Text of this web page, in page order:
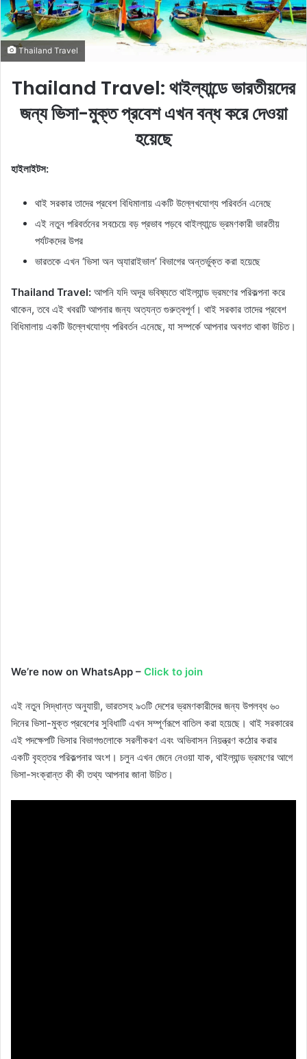
l
Thailand Travel
Thailand Travel: থাইল্যান্ডে ভারতীয়দের
জন্য ভিসা-মুক্ত প্রবেশ এখন বন্ধ করে দেওয়া
হয়েছে
হাইলাইটস:
থাই সরকার তাদের প্রবেশ বিধিমালায় একটি উল্লেখযোগ্য পরিবর্তন এনেছে
এই নতুন পরিবর্তনের সবচেয়ে বড় প্রভাব পড়বে থাইল্যান্ডে ভ্রমণকারী ভারতীয়
পর্যটকদের উপর
ভারতকে এখন ‘ভিসা অন অ্যারাইভাল’ বিভাগের অন্তর্ভুক্ত করা হয়েছে
Thailand Travel: আপনি যদি অদূর ভবিষ্যতে থাইল্যান্ড ভ্রমণের পরিকল্পনা করে
থাকেন, তবে এই খবরটি আপনার জন্য অত্যন্ত গুরুত্বপূর্ণ। থাই সরকার তাদের প্রবেশ
বিধিমালায় একটি উল্লেখযোগ্য পরিবর্তন এনেছে, যা সম্পর্কে আপনার অবগত থাকা উচিত।
We’re now on WhatsApp – Click to join
এই নতুন সিদ্ধান্ত অনুযায়ী, ভারতসহ ৯৩টি দেশের ভ্রমণকারীদের জন্য উপলব্ধ ৬০
দিনের ভিসা-মুক্ত প্রবেশের সুবিধাটি এখন সম্পূর্ণরূপে বাতিল করা হয়েছে। থাই সরকারের
এই পদক্ষেপটি ভিসার বিভাগগুলোকে সরলীকরণ এবং অভিবাসন নিয়ন্ত্রণ কঠোর করার
একটি বৃহত্তর পরিকল্পনার অংশ। চলুন এখন জেনে নেওয়া যাক, থাইল্যান্ড ভ্রমণের আগে
ভিসা-সংক্রান্ত কী কী তথ্য আপনার জানা উচিত।